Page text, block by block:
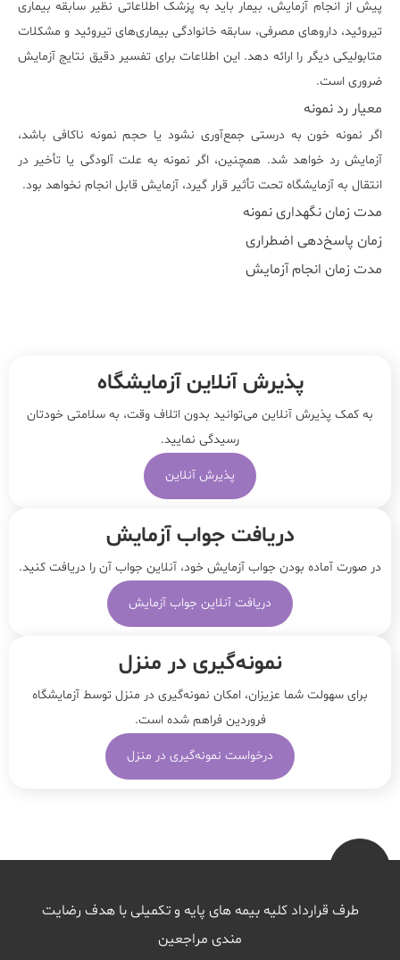
پیش از انجام آزمایش، بیمار باید به پزشک اطلاعاتی نظیر سابقه بیماری
تیروئید، داروهای مصرفی، سابقه خانوادگی بیماری‌های تیروئید و مشکلات
متابولیکی دیگر را ارائه دهد. این اطلاعات برای تفسیر دقیق نتایج آزمایش
ضروری است.
معیار رد نمونه
اگر نمونه خون به درستی جمع‌آوری نشود یا حجم نمونه ناکافی باشد،
آزمایش رد خواهد شد. همچنین، اگر نمونه به علت آلودگی یا تأخیر در
انتقال به آزمایشگاه تحت تأثیر قرار گیرد، آزمایش قابل انجام نخواهد بود.
مدت زمان نگهداری نمونه
زمان پاسخ‌دهی اضطراری
مدت زمان انجام آزمایش
پذیرش آنلاین آزمایشگاه
به کمک پذیرش آنلاین می‌توانید بدون اتلاف وقت، به سلامتی خودتان
رسیدگی نمایید.
پذیرش آنلاین
دریافت جواب آزمایش
در صورت آماده بودن جواب آزمایش خود، آنلاین جواب‌ آن را دریافت کنید.
دریافت آنلاین جواب آزمایش
نمونه‌‌گیری در منزل
برای سهولت شما عزیزان، امکان نمونه‌گیری در منزل توسط آزمایشگاه
فروردین فراهم شده است.
درخواست نمونه‌گیری در منزل
طرف قرارداد کلیه بیمه های پایه و تکمیلی با هدف رضایت
مندی مراجعین